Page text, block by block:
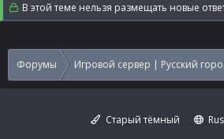
В этой теме нельзя размещать новые
Форумы Игровой сервер | Русский
Старый тёмный